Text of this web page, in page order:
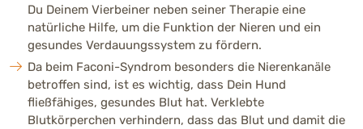
Du Deinem Vierbeiner neben seiner Therapie eine
natürliche Hilfe, um die Funktion der Nieren und ein
gesundes Verdauungssystem zu fördern.
Da beim Faconi-Syndrom besonders die Nierenkanäle
betroffen sind, ist es wichtig, dass Dein Hund
fließfähiges, gesundes Blut hat. Verklebte
Blutkörperchen verhindern, dass das Blut und damit die